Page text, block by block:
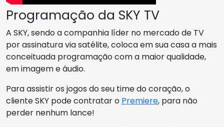
Programação da SKY TV
A SKY, sendo a companhia líder no mercado de TV
por assinatura via satélite, coloca em sua casa a mais
conceituada programação com a maior qualidade,
em imagem e áudio.
Para assistir os jogos do seu time do coração, o
cliente SKY pode contratar o Premiere, para não
perder nenhum lance!